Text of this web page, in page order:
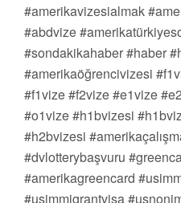
#amerikavizesialmak
#abdvize
#sondakikahaber #haber
#amerikaöğrencivizesi
#f1vize #f2vize #e1vize
#o1vize #h1bvizesi
#h2bvizesi
#dvlotterybaşvuru
#amerikagreencard
#usimmigrantvisa